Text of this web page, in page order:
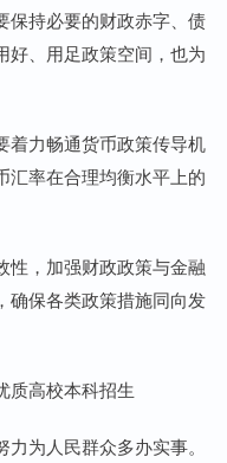
持必要的财政赤字、债
好、用足政策空间，也为
力畅通货币政策传导机
汇率在合理均衡水平上的
，加强财政政策与金融
确保各类政策措施同向发
高校本科招生
为人民群众多办实事。